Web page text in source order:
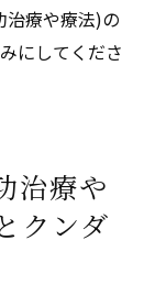
治療や療法)の
にしてくださ
治療や
クンダ